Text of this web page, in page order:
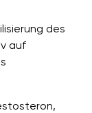
des
auf